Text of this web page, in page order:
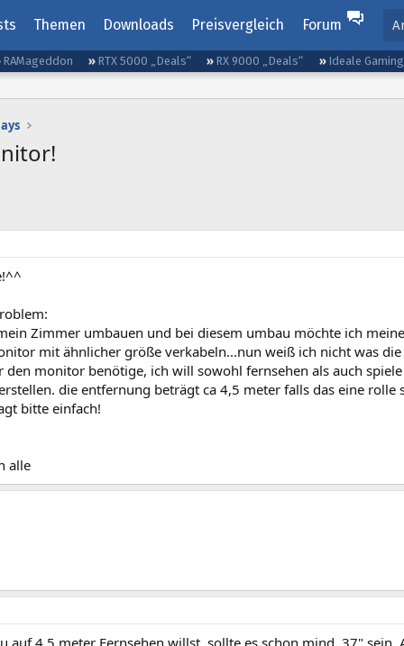
Themen Downloads Preisvergleich Forum
RAMageddon RTX 5000 „Deals“ RX 9000 „Deals“ Ideale
Zimmer umbauen und bei diesem umbau möchte ich
mit ähnlicher größe verkabeln...nun weiß ich nicht was
den monitor benötige, ich will sowohl fernsehen als auch
die entfernung beträgt ca 4,5 meter falls das eine
bitte einfach!
alle
auf 4,5 meter Fernsehen willst, sollte es schon mind. 37" sein,